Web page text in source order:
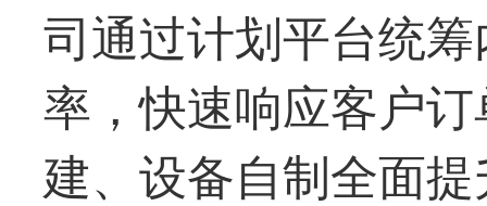
司通过计划平台统
率，快速响应客户
建、设备自制全面